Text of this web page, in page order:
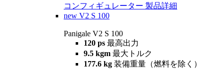
コンフィギュレーター 製品詳細
new V2 S 100
Panigale V2 S 100
120 ps 最高出力
9.5 kgm 最大トルク
177.6 kg 装備重量（燃料を除く）